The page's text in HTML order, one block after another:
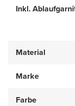
Inkl.
Material
Marke
Farbe